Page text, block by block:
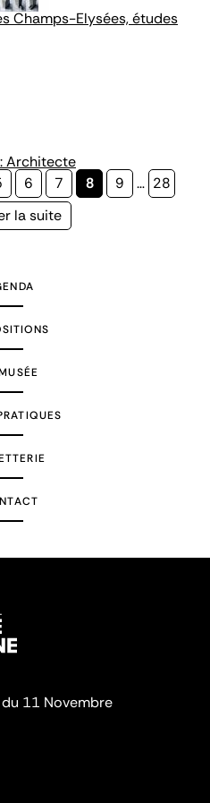
Champs-Elysées, études
Architecte
Page
6 Page
7
Page
8 Page
9 … Page
28
la suite
11 Novembre